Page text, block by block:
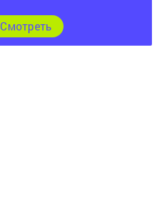
Cмотреть